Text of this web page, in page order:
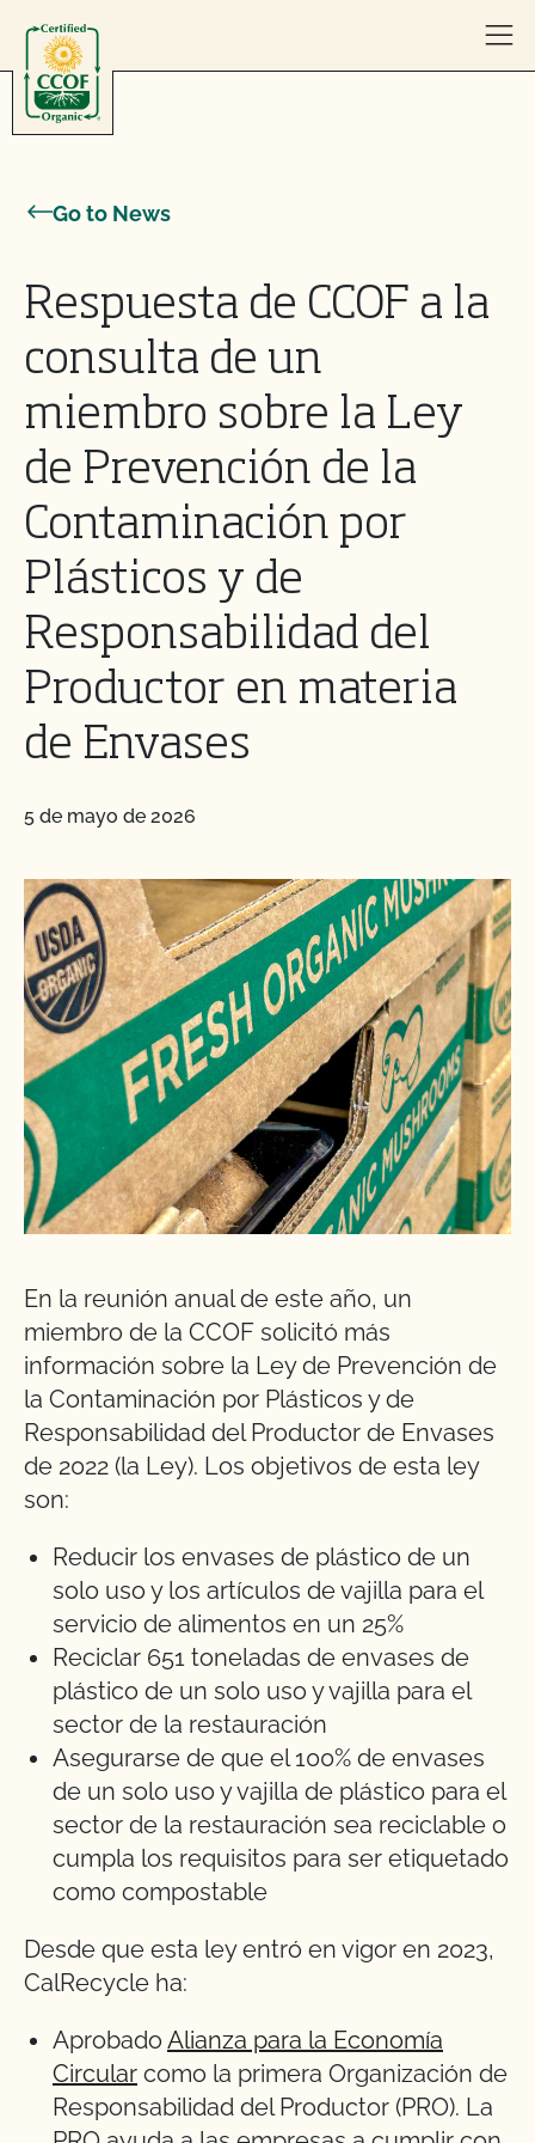
Go to News
Respuesta de CCOF a la
consulta de un
miembro sobre la Ley
de Prevención de la
Contaminación por
Plásticos y de
Responsabilidad del
Productor en materia
de Envases
5 de mayo de 2026
En la reunión anual de este año, un
miembro de la CCOF solicitó más
información sobre la Ley de Prevención de
la Contaminación por Plásticos y de
Responsabilidad del Productor de Envases
de 2022 (la Ley). Los objetivos de esta ley
son:
Reducir los envases de plástico de un
solo uso y los artículos de vajilla para el
servicio de alimentos en un 25%
Reciclar 651 toneladas de envases de
plástico de un solo uso y vajilla para el
sector de la restauración
Asegurarse de que el 100% de envases
de un solo uso y vajilla de plástico para el
sector de la restauración sea reciclable o
cumpla los requisitos para ser etiquetado
como compostable
Desde que esta ley entró en vigor en 2023,
CalRecycle ha:
Aprobado Alianza para la Economía
Circular como la primera Organización de
Responsabilidad del Productor (PRO). La